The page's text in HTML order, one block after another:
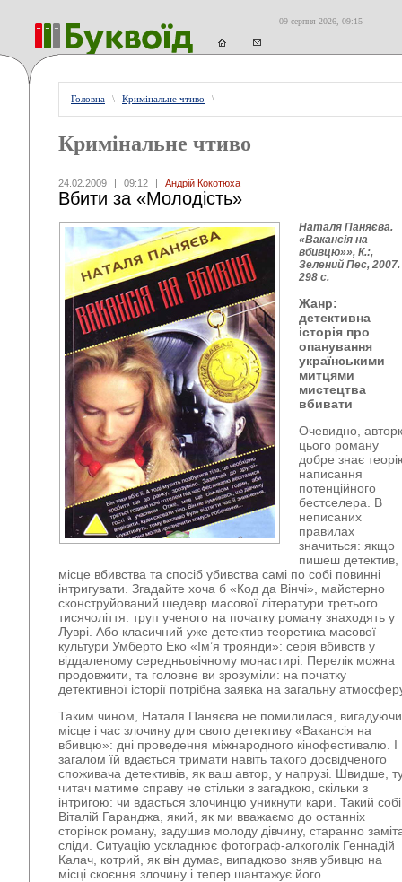
09 серпня 2026, 09:15
Головна \ Кримінальне чтиво \
Кримінальне чтиво
24.02.2009 | 09:12 | Андрій Кокотюха
Вбити за «Молодість»
Наталя Паняєва.
«Вакансія на
вбивцю»», К.:,
Зелений Пес, 2007.
298 с.
Жанр:
детективна
історія про
опанування
українськими
митцями
мистецтва
вбивати
Очевидно,
цього роману
добре знає
написання
потенційного
бестселера. В
неписаних
правилах
значиться: якщо
пишеш детектив,
місце вбивства та спосіб убивства самі по собі повинні
інтригувати. Згадайте хоча б «Код да Вінчі», майстерно
сконструйований шедевр масової літератури третього
тисячоліття: труп ученого на початку роману знаходять у
Луврі. Або класичний уже детектив теоретика масової
культури Умберто Еко «Ім’я троянди»: серія вбивств у
віддаленому середньовічному монастирі. Перелік можна
продовжити, та головне ви зрозуміли: на початку
детективної історії потрібна заявка на загальну
Таким чином, Наталя Паняєва не помилилася, вигадуючи
місце і час злочину для свого детективу «Вакансія на
вбивцю»: дні проведення міжнародного кінофестивалю. І
загалом їй вдається тримати навіть такого досвідченого
споживача детективів, як ваш автор, у напрузі. Швидше,
читач матиме справу не стільки з загадкою, скільки з
інтригою: чи вдасться злочинцю уникнути кари. Такий собі
Віталій Гаранджа, який, як ми вважаємо до останніх
сторінок роману, задушив молоду дівчину, старанно
сліди. Ситуацію ускладнює фотограф-алкоголік Геннадій
Калач, котрий, як він думає, випадково зняв убивцю на
місці скоєння злочину і тепер шантажує його.